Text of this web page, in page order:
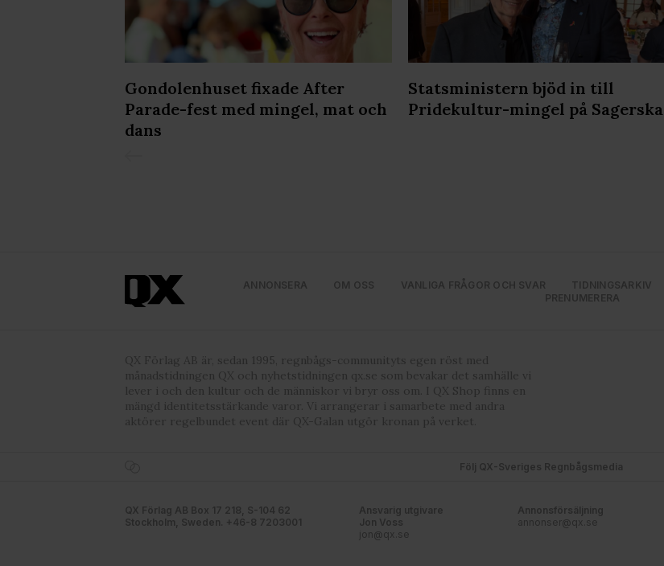
Gondolenhuset fixade After
Parade-fest med mingel, mat och
dans
Statsministern bjöd in till
Pridekultur-mingel på Sagerska
ANNONSERA OM OSS VANLIGA FRÅGOR OCH SVAR TIDNINGSARKIV
PRENUMERERA
QX Förlag AB är, sedan 1995, regnbågs-communityts egen röst med
månadstidningen QX och nyhetstidningen qx.se som bevakar det samhälle vi
lever i och den kultur och de människor vi bryr oss om. I QX Shop finns en
mängd identitetsstärkande varor. Vi arrangerar i samarbete med andra
aktörer regelbundet event där QX-Galan utgör kronan på verket.
Följ QX-Sveriges Regnbågsmedia
QX Förlag AB Box 17 218, S-104 62
Stockholm, Sweden. +46-8 7203001
Ansvarig utgivare
Jon Voss
jon@qx.se
Annonsförsäljning
annonser@qx.se